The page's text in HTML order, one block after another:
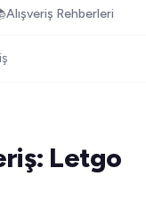
Alışveriş Rehberleri
Letgo